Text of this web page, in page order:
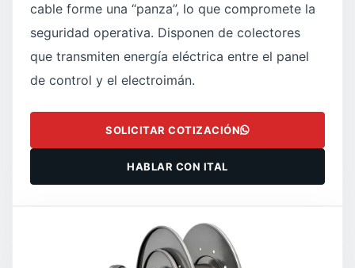
cable forme una “panza”, lo que compromete la
seguridad operativa. Disponen de colectores
que transmiten energía eléctrica entre el panel
de control y el electroimán.
SOLICITAR COTIZACIÓN
HABLAR CON ITAL